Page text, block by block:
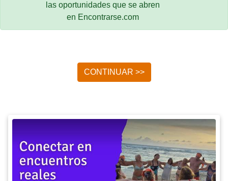
las oportunidades que se abren
en Encontrarse.com
CONTINUAR >>